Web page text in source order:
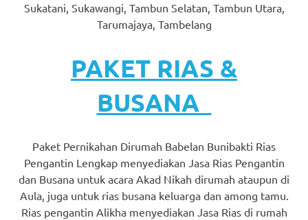
rolex.
loanswatches.com.
Wiht
80%
Discount
Sukatani, Sukawangi, Tambun Selatan, Tambun Utara,
Tarumajaya, Tambelang
PAKET RIAS &
BUSANA
Paket Pernikahan Dirumah Babelan Bunibakti Rias
Pengantin Lengkap menyediakan Jasa Rias Pengantin
dan Busana untuk acara Akad Nikah dirumah ataupun di
Aula, juga untuk rias busana keluarga dan among tamu.
Rias pengantin Alikha menyediakan Jasa Rias di rumah